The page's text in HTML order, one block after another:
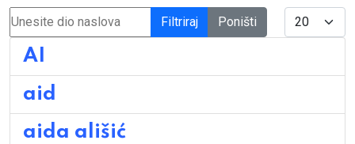
Unesite dio naslova Filtriraj Poništi Display #
AI
aid
aida ališić